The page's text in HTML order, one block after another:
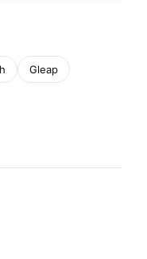
——색상·타이포·
에 전달하세요.